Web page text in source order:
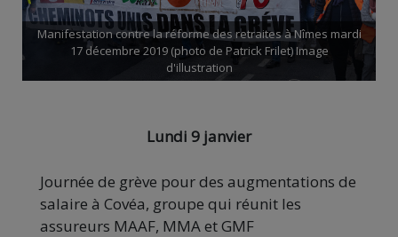
Manifestation contre la réforme des retraites à Nîmes mardi
17 décembre 2019 (photo de Patrick Frilet) Image
d'illustration
Lundi 9 janvier
Journée de grève pour des augmentations de
salaire à Covéa, groupe qui réunit les
assureurs MAAF, MMA et GMF